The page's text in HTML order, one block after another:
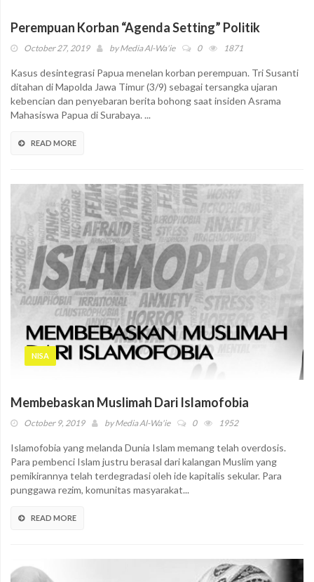
Perempuan Korban “Agenda Setting” Politik
October 27, 2019 byMedia Al-Wa'ie 0 1871
Kasus desintegrasi Papua menelan korban perempuan. Tri Susanti
ditahan di Mapolda Jawa Timur (3/9) sebagai tersangka ujaran
kebencian dan penyebaran berita bohong saat insiden Asrama
Mahasiswa Papua di Surabaya. ...
READ MORE
NISA
Membebaskan Muslimah Dari Islamofobia
October 9, 2019 byMedia Al-Wa'ie 0 1952
Islamofobia yang melanda Dunia Islam memang telah overdosis.
Para pembenci Islam justru berasal dari kalangan Muslim yang
pemikirannya telah terdegradasi oleh ide kapitalis sekular. Para
punggawa rezim, komunitas masyarakat...
READ MORE